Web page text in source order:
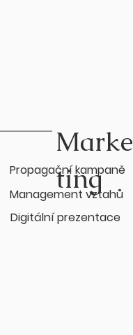
Marke
ting
Propagační kampaně
Management vztahů
Digitální prezentace